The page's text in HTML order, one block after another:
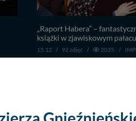
„Raport Habera” –
książki w zjawiskowym
15.12 / 92 zdjęć / 2035 /